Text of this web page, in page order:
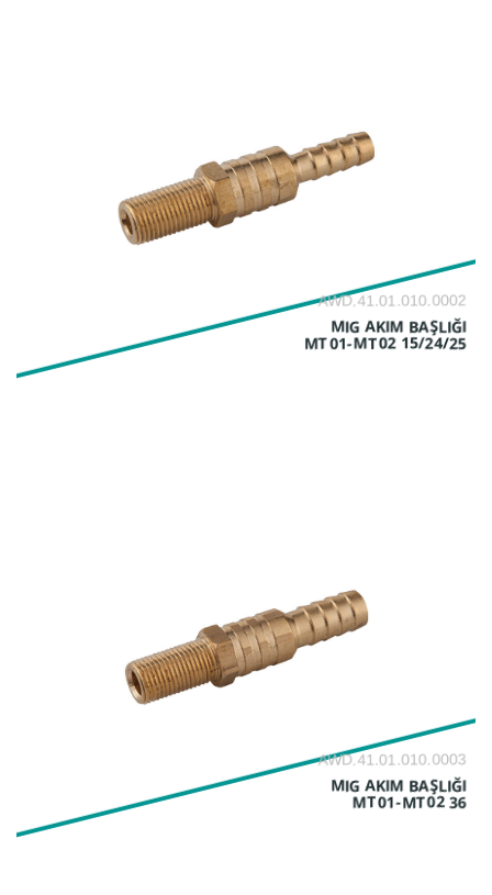
AWD.41.01.010.0002
MIG AKIM BAŞLIĞI
MT01-MT02 15/24/25
AWD.41.01.010.0003
MIG AKIM BAŞLIĞI
MT01-MT02 36